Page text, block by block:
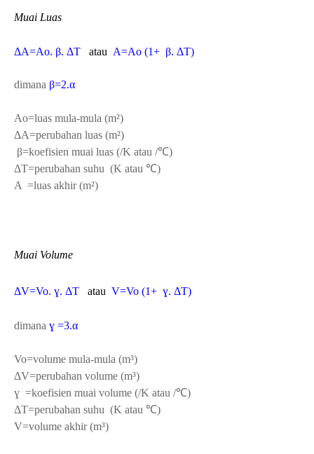
Muai Luas
ΔA=Ao. β. ΔT atau A=Ao (1+ β. ΔT)
dimana β=2.α
Ao=luas mula-mula (m²)
ΔA=perubahan luas (m²)
β=koefisien muai luas (/K atau /℃)
ΔT=perubahan suhu (K atau ℃)
A =luas akhir(m²)
Muai Volume
ΔV=Vo. ɣ. ΔT atau V=Vo (1+ ɣ. ΔT)
dimana ɣ =3.α
Vo=volume mula-mula (m³)
ΔV=perubahan volume (m³)
ɣ =koefisien muai volume (/K atau /℃)
ΔT=perubahan suhu (K atau ℃)
V=volume akhir(m³)